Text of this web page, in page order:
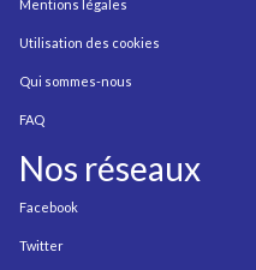
Mentions légales
Utilisation des cookies
Qui sommes-nous
FAQ
Nos réseaux
Facebook
Twitter